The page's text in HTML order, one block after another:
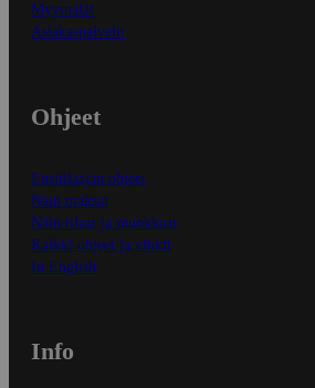
Myymälät
Asiakaspalvelu
Ohjeet
Ensitilaajan ohjeet
Näin maksat
Näin tilaat ja muokkaat
Kaikki ohjeet ja vinkit
In English
Info